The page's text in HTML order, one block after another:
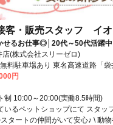
客・販売スタッフ イ
せるお仕事◎│20代～50代活躍
にも便利な環境
(株式会社スリーゼロ)
町スマートIC」から約12分 天竜浜名湖
車で9分 天竜浜名湖鉄道「細谷
井駅」より車で約15分
円
制 10:00～20:00(実働8.5時間)
いるペットショップにて スタッ
タートの仲間がいて安心♪ \ 動物